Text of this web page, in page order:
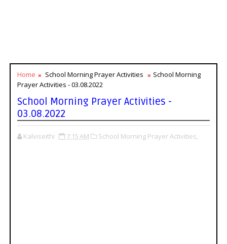
Home School Morning Prayer Activities
School Morning
Prayer Activities - 03.08.2022
School Morning Prayer Activities -
03.08.2022
Kalviseithi 7:15 AM School Morning Prayer Activities,